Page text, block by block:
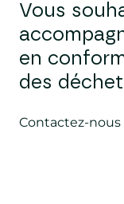
Vous
en
des
Contactez-nous